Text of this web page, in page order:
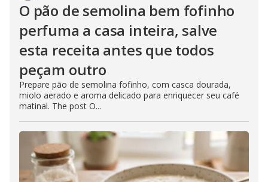
O pão de semolina bem fofinho
perfuma a casa inteira, salve
esta receita antes que todos
peçam outro
Prepare pão de semolina fofinho, com casca dourada,
miolo aerado e aroma delicado para enriquecer seu café
matinal. The post O...